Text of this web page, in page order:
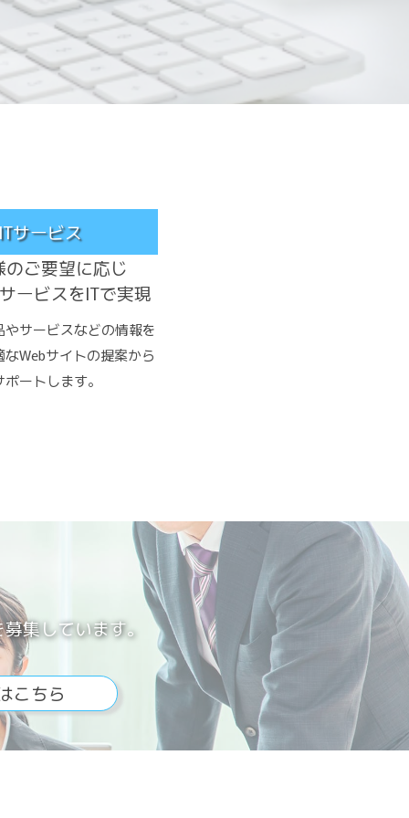
ITサービス
のご要望に応じ
ービスをITで実現
やサービスなどの情報を
Webサイトの提案から
ートします。
集しています。
こちら